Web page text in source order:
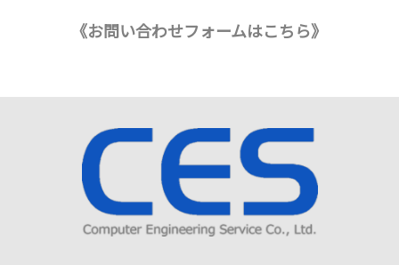
《お問い合わせフォームはこちら》